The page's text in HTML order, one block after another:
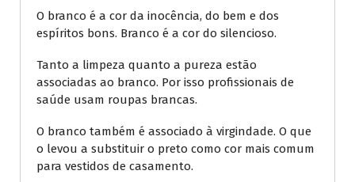
O branco é a cor da inocência, do bem e dos
espíritos bons. Branco é a cor do silencioso.
Tanto a limpeza quanto a pureza estão
associadas ao branco. Por isso profissionais de
saúde usam roupas brancas.
O branco também é associado à virgindade. O que
o levou a substituir o preto como cor mais comum
para vestidos de casamento.